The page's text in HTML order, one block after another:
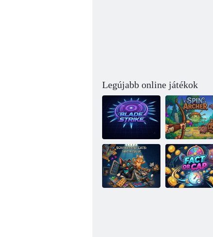
Legújabb online játékok
Blade Strike Spin Archer